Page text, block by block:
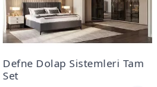
Defne Dolap Sistemleri Tam
Set